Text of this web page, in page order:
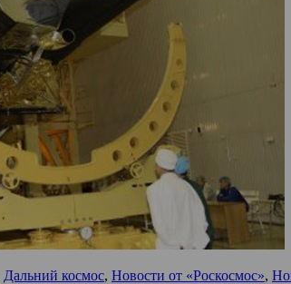
Дальний космос, Новости от «Роскосмос»,